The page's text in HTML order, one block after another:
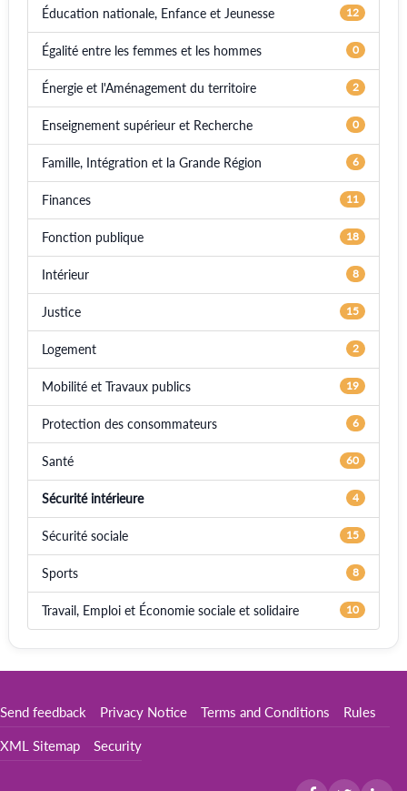
Éducation nationale, Enfance et Jeunesse 12
Égalité entre les femmes et les hommes 0
Énergie et l'Aménagement du territoire 2
Enseignement supérieur et Recherche 0
Famille, Intégration et la Grande Région 6
Finances 11
Fonction publique 18
Intérieur 8
Justice 15
Logement 2
Mobilité et Travaux publics 19
Protection des consommateurs 6
Santé 60
Sécurité intérieure 4
Sécurité sociale 15
Sports 8
Travail, Emploi et Économie sociale et solidaire 10
Send feedback Privacy Notice Terms and Conditions Rules
XML Sitemap Security